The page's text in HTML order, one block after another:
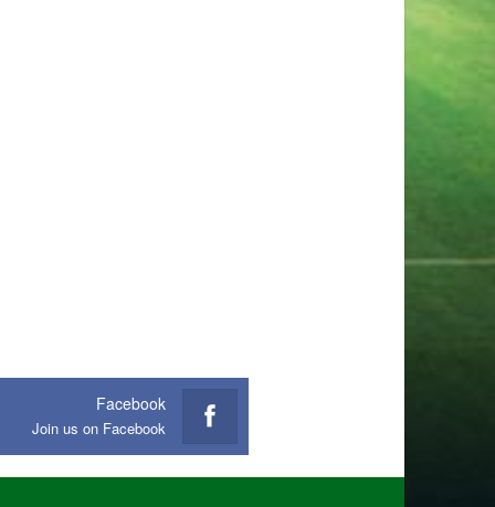
Facebook
Join us on Facebook